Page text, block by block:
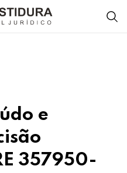
e
357950-